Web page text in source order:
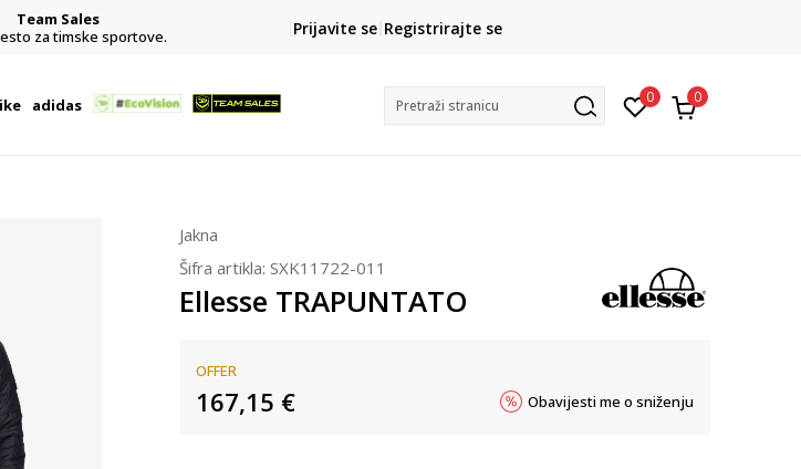
CLICK& COLLECT
besplatno preuzimanje u trgovini
Prijavite se Registrirajte se
adidas Pretraži stranicu 0 0
Jakna
Šifra artikla: SXK11722-011
Ellesse TRAPUNTATO
OFFER
167,15 € Obavijesti me o sniženju